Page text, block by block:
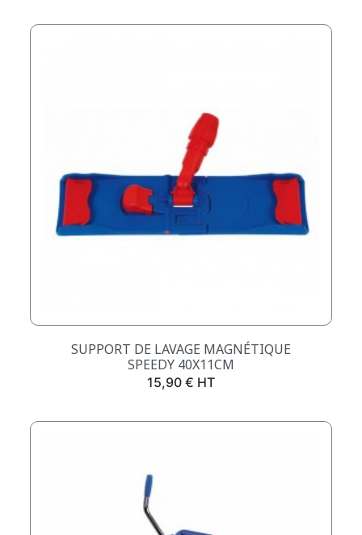
SUPPORT DE LAVAGE MAGNÉTIQUE
SPEEDY 40X11CM
Prix
15,90 € HT